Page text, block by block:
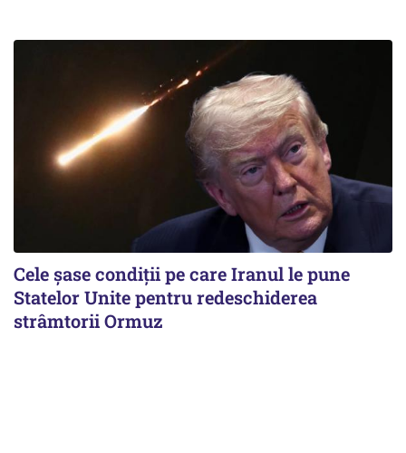
Cele șase condiții pe care Iranul le pune
Statelor Unite pentru redeschiderea
strâmtorii Ormuz